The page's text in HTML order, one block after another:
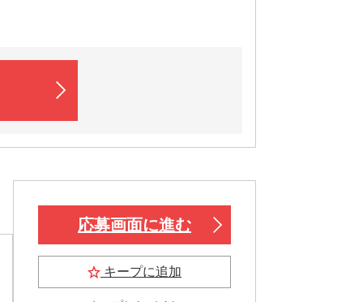
応募画面に進む
キープに追加